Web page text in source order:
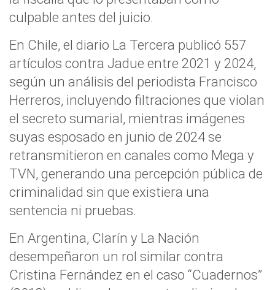
culpable antes del juicio.
En Chile, el diario La Tercera publicó 557
artículos contra Jadue entre 2021 y 2024,
según un análisis del periodista Francisco
Herreros, incluyendo filtraciones que violan
el secreto sumarial, mientras imágenes
suyas esposado en junio de 2024 se
retransmitieron en canales como Mega y
TVN, generando una percepción pública de
criminalidad sin que existiera una
sentencia ni pruebas.
En Argentina, Clarín y La Nación
desempeñaron un rol similar contra
Cristina Fernández en el caso “Cuadernos”